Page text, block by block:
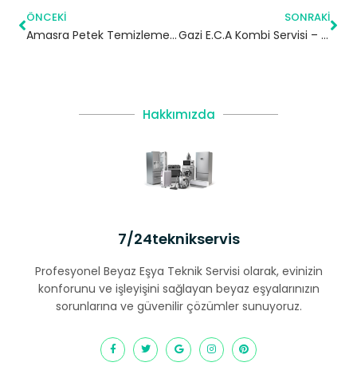
ÖNCEKI
Amasra Petek Temizleme | Bartin
SONRAKI
Gazi E.C.A Kombi Servisi – Sultangazi Yetkili Servis
Hakkımızda
7/24teknikservis
Profesyonel Beyaz Eşya Teknik Servisi olarak, evinizin
konforunu ve işleyişini sağlayan beyaz eşyalarınızın
sorunlarına ve güvenilir çözümler sunuyoruz.